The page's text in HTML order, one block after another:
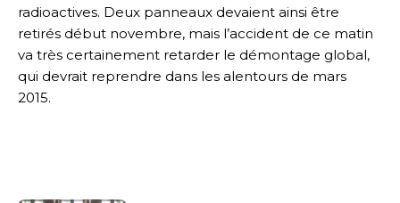
radioactives. Deux panneaux devaient ainsi être
retirés début novembre, mais l’accident de ce matin
va très certainement retarder le démontage global,
qui devrait reprendre dans les alentours de mars
2015.